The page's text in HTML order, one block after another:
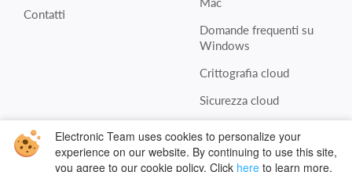
Contatti
Domande frequenti su
Windows
Crittografia cloud
Sicurezza cloud
Politica
Electronic Team uses cookies to personalize your
experience on our website. By continuing to use this site,
you agree to our cookie policy. Click here to learn more.